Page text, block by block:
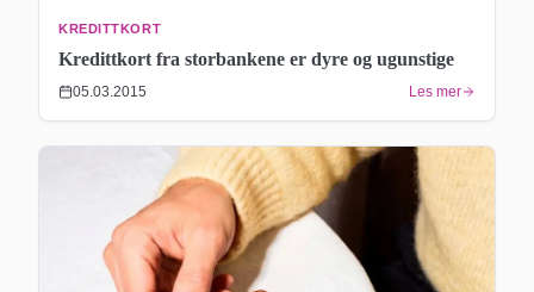
KREDITTKORT
Kredittkort fra storbankene er dyre og ugunstige
05.03.2015 Les mer